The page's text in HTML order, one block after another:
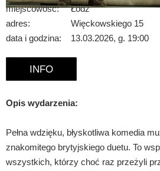
miejscowość:
Łódź
adres:
Więckowskiego 15
data i godzina:
13.03.2026, g. 19:00
INFO
Opis wydarzenia:
Pełna wdzięku, błyskotliwa komedia
znakomitego brytyjskiego duetu. To
wszystkich, którzy choć raz przeżyli